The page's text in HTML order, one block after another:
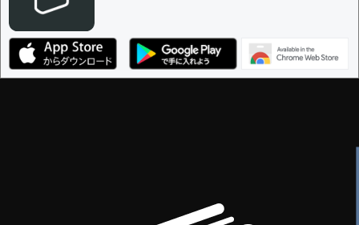
決定に必要な投票数 -
編集ガイドライン